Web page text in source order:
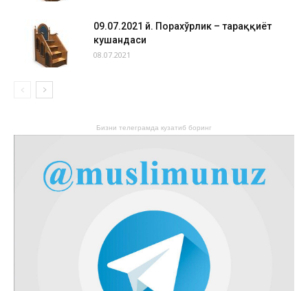
09.07.2021 й. Порахўрлик – тараққиёт
кушандаси
08.07.2021
Бизни телеграмда кузатиб боринг